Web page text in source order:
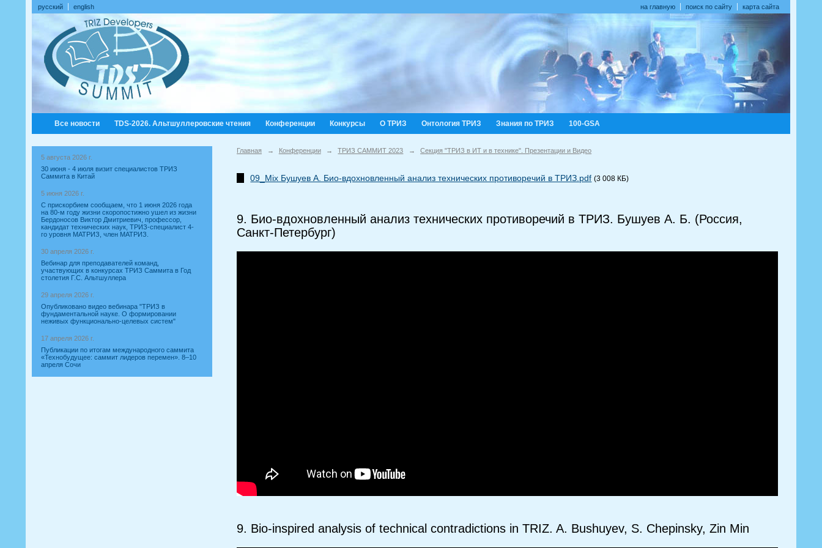
русский english на главную поиск по сайту карта сайта
Все новости TDS-2026. Альтшуллеровские чтения Конференции Конкурсы О ТРИЗ Онтология ТРИЗ Знания по ТРИЗ 100-GSA
5 августа 2026 г.
30 июня - 4 июля визит специалистов ТРИЗ
Саммита в Китай
5 июня 2026 г.
С прискорбием сообщаем, что 1 июня 2026 года
на 80-м году жизни скоропостижно ушел из жизни
Бердоносов Виктор Дмитриевич, профессор,
кандидат технических наук, ТРИЗ-специалист 4-
го уровня МАТРИЗ, член МАТРИЗ.
30 апреля 2026 г.
Вебинар для преподавателей команд,
участвующих в конкурсах ТРИЗ Саммита в Год
столетия Г.С. Альтшуллера
29 апреля 2026 г.
Опубликовано видео вебинара "ТРИЗ в
фундаментальной науке. О формировании
неживых функционально-целевых систем"
17 апреля 2026 г.
Публикации по итогам международного саммита
«Технобудущее: саммит лидеров перемен». 8–10
апреля Сочи
Главная → Конференции → ТРИЗ САММИТ 2023 → Секция "ТРИЗ в ИТ и в технике". Презентации и Видео
09_Mix Бушуев А. Био-вдохновленный анализ технических противоречий в ТРИЗ.pdf (3 008 КБ)
9. Био-вдохновленный анализ технических противоречий в ТРИЗ. Бушуев А. Б. (Россия,
Санкт-Петербург)
9. Bio-inspired analysis of technical contradictions in TRIZ. A. Bushuyev, S. Chepinsky, Zin Min